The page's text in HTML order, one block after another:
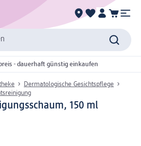
- dauerhaft günstig einkaufen
Dermatologische Gesichtspflege
150 ml